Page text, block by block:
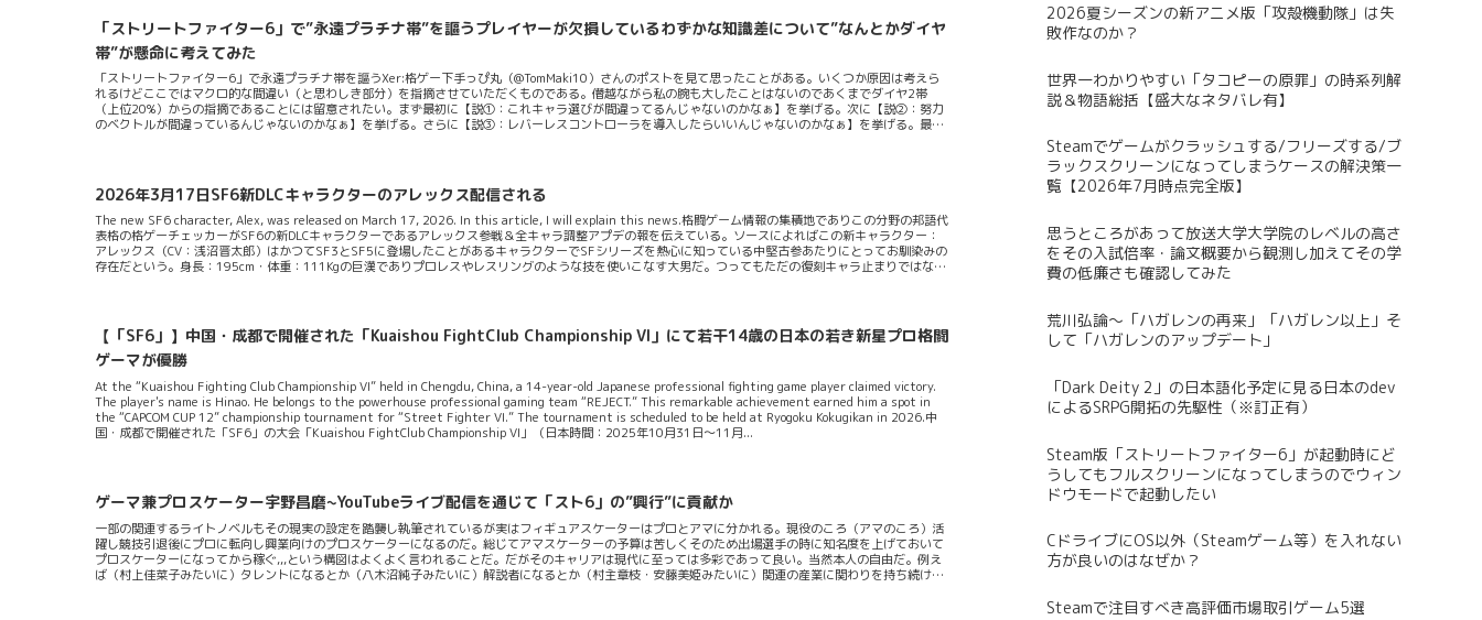
「ストリートファイター6」で”永遠プラチナ帯”を謳うプレイヤーが欠損しているわずかな知識差について”なんとかダイヤ
帯”が懸命に考えてみた
「ストリートファイター6」で永遠プラチナ帯を謳うXer:格ゲー下手っぴ丸（@TomMaki10）さんのポストを見て思ったことがある。いくつか原因は考えら
れるけどここではマクロ的な間違い（と思わしき部分）を指摘させていただくものである。僭越ながら私の腕も大したことはないのであくまでダイヤ2帯
（上位20%）からの指摘であることには留意されたい。まず最初に【説①：これキャラ選びが間違ってるんじゃないのかなぁ】を挙げる。次に【説②：努力
のベクトルが間違っているんじゃないのかなぁ】を挙げる。さらに【説③：レバーレスコントローラを導入したらいいんじゃないのかなぁ】を挙げる。最後
2026年3月17日SF6新DLCキャラクターのアレックス配信される
The new SF6 character, Alex, was released on March 17, 2026. In this article, I will explain this news.格闘ゲーム情報の集積地でありこの分野の邦語代
表格の格ゲーチェッカーがSF6の新DLCキャラクターであるアレックス参戦＆全キャラ調整アプデの報を伝えている。ソースによればこの新キャラクター：
アレックス（CV：浅沼晋太郎）はかつてSF3とSF5に登場したことがあるキャラクターでSFシリーズを熱心に知っている中堅古参あたりにとってお馴染みの
存在だという。身長：195cm・体重：111Kgの巨漢でありプロレスやレスリングのような技を使いこなす大男だ。つってもただの復刻キャラ止まりではない
【「SF6」】中国・成都で開催された「Kuaishou FightClub Championship VI」にて若干14歳の日本の若き新星プロ格闘
ゲーマが優勝
At the “Kuaishou Fighting Club Championship VI” held in Chengdu, China, a 14-year-old Japanese professional fighting game player claimed victory.
The player's name is Hinao. He belongs to the powerhouse professional gaming team “REJECT.” This remarkable achievement earned him a spot in
the “CAPCOM CUP 12” championship tournament for “Street Fighter VI.” The tournament is scheduled to be held at Ryogoku Kokugikan in 2026.中
国・成都で開催された「SF6」の大会「Kuaishou FightClub Championship VI」（日本時間：2025年10月31日～11月...
ゲーマ兼プロスケーター宇野昌磨~YouTubeライブ配信を通じて「スト6」の”興行”に貢献か
一部の関連するライトノベルもその現実の設定を踏襲し執筆されているが実はフィギュアスケーターはプロとアマに分かれる。現役のころ（アマのころ）活
躍し競技引退後にプロに転向し興業向けのプロスケーターになるのだ。総じてアマスケーターの予算は苦しくそのため出場選手の時に知名度を上げておいて
プロスケーターになってから稼ぐ,,,という構図はよくよく言われることだ。だがそのキャリアは現代に至っては多彩であって良い。当然本人の自由だ。例え
ば（村上佳菜子みたいに）タレントになるとか（八木沼純子みたいに）解説者になるとか（村主章枝・安藤美姫みたいに）関連の産業に関わりを持ち続けコ
2026夏シーズンの新アニメ版「攻殻機動隊」は失
敗作なのか？
世界一わかりやすい「タコピーの原罪」の時系列解
説＆物語総括【盛大なネタバレ有】
Steamでゲームがクラッシュする/フリーズする/ブ
ラックスクリーンになってしまうケースの解決策一
覧【2026年7月時点完全版】
思うところがあって放送大学大学院のレベルの高さ
をその入試倍率・論文概要から観測し加えてその学
費の低廉さも確認してみた
荒川弘論～「ハガレンの再来」「ハガレン以上」そ
して「ハガレンのアップデート」
「Dark Deity 2」の日本語化予定に見る日本のdev
によるSRPG開拓の先駆性（※訂正有）
Steam版「ストリートファイター6」が起動時にど
うしてもフルスクリーンになってしまうのでウィン
ドウモードで起動したい
CドライブにOS以外（Steamゲーム等）を入れない
方が良いのはなぜか？
Steamで注目すべき高評価市場取引ゲーム5選